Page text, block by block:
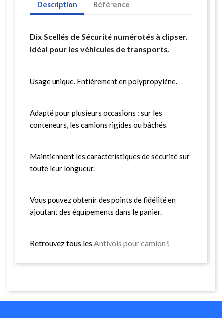
Description Référence
Dix Scellés de Sécurité numérotés à clipser.
Idéal pour les véhicules de transports.
Usage unique. Entièrement en polypropylène.
Adapté pour plusieurs occasions : sur les
conteneurs, les camions rigides ou bâchés.
Maintiennent les caractéristiques de sécurité sur
toute leur longueur.
Vous pouvez obtenir des points de fidélité en
ajoutant des équipements dans le panier.
Retrouvez tous les Antivols pour camion !